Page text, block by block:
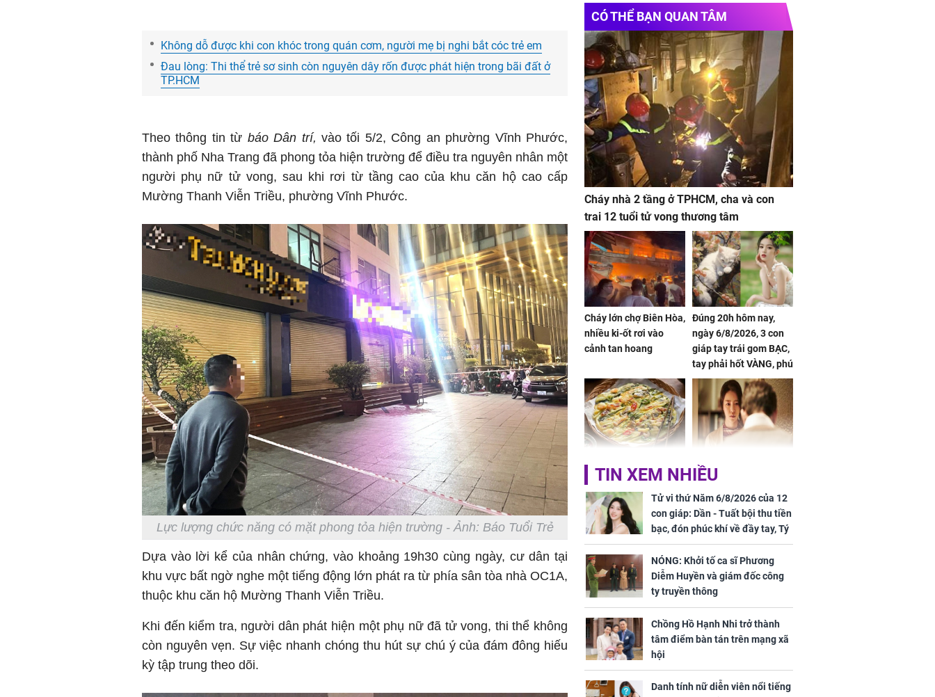
Không dỗ được khi con khóc trong quán cơm, người mẹ bị nghi bắt cóc trẻ em
Đau lòng: Thi thể trẻ sơ sinh còn nguyên dây rốn được phát hiện trong bãi đất ở
TP.HCM
Theo thông tin từ báo Dân trí, vào tối 5/2, Công an phường Vĩnh Phước,
thành phố Nha Trang đã phong tỏa hiện trường để điều tra nguyên nhân một
người phụ nữ tử vong, sau khi rơi từ tầng cao của khu căn hộ cao cấp
Mường Thanh Viễn Triều, phường Vĩnh Phước.
Lực lượng chức năng có mặt phong tỏa hiện trường - Ảnh: Báo Tuổi Trẻ
Dựa vào lời kể của nhân chứng, vào khoảng 19h30 cùng ngày, cư dân tại
khu vực bất ngờ nghe một tiếng động lớn phát ra từ phía sân tòa nhà OC1A,
thuộc khu căn hộ Mường Thanh Viễn Triều.
Khi đến kiểm tra, người dân phát hiện một phụ nữ đã tử vong, thi thể không
còn nguyên vẹn. Sự việc nhanh chóng thu hút sự chú ý của đám đông hiếu
kỳ tập trung theo dõi.
Website chính thức Vinhomes Hải Vân Bay
Đầu Tư
chungcuquan2.vn
ký hiệu la bàn
CÓ THỂ BẠN QUAN TÂM
Cháy nhà 2 tầng ở TPHCM, cha và con
trai 12 tuổi tử vong thương tâm
Cháy lớn chợ Biên Hòa,
nhiều ki-ốt rơi vào
cảnh tan hoang
Đúng 20h hôm nay,
ngày 6/8/2026, 3 con
giáp tay trái gom BẠC,
tay phải hốt VÀNG, phú
quý ngập nhà, của cải
chất đầy kho
Không ngờ loại rau chỉ
vài nghìn ở chợ lại có
nhiều công dụng tốt
cho sức khỏe
Vừa ly hôn, vợ cũ sinh
đứa con giống mình
như đúc nhưng bí mật
phía sau gây sốc
Tử vi thứ Sáu
7/8/2026 của 12 con
giáp: Dần - Tuất tiền
bạc đầy túi, sự nghiệp
TIN XEM NHIỀU
Tử vi thứ Năm 6/8/2026 của 12
con giáp: Dần - Tuất bội thu tiền
bạc, đón phúc khí về đầy tay, Tý
- Mão công việc khó khăn, tiền
bạc đội nón ra đi
NÓNG: Khởi tố ca sĩ Phương
Diễm Huyền và giám đốc công
ty truyền thông
Chồng Hồ Hạnh Nhi trở thành
tâm điểm bàn tán trên mạng xã
hội
Danh tính nữ diễn viên nổi tiếng